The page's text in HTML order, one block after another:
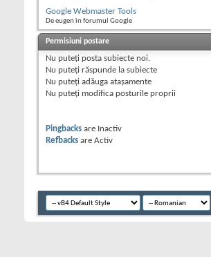
Google Webmaster Tools
De eugen în forumul Google
Permisiuni postare
Nu puteţi posta subiecte noi.
Nu puteţi răspunde la subiecte
Nu puteţi adăuga ataşamente
Nu puteţi modifica posturile proprii
Pingbacks are Inactiv
Refbacks are Activ